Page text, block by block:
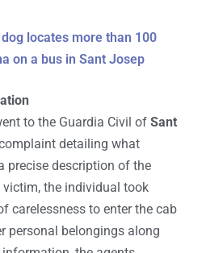
locates more than 100
on a bus in Sant Josep
to the Guardia Civil of Sant
detailing what
precise description of the
the individual took
carelessness to enter the cab
personal belongings along